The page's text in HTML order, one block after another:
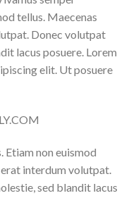
tellus. Maecenas
Donec volutpat
lacus posuere. Lorem
elit. Ut posuere
Etiam non euismod
interdum volutpat.
sed blandit lacus